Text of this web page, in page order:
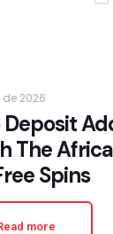
2026
Deposit
The
Spins
more